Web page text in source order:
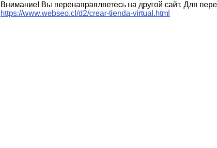
Внимание! Вы перенаправляетесь на другой сайт. Для
https://www.webseo.cl/d2/crear-tienda-virtual.html